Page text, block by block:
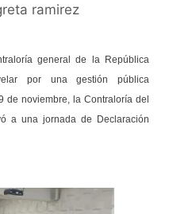
ramirez
general de la República
por una gestión pública
de noviembre, la Contraloría del
a una jornada de Declaración